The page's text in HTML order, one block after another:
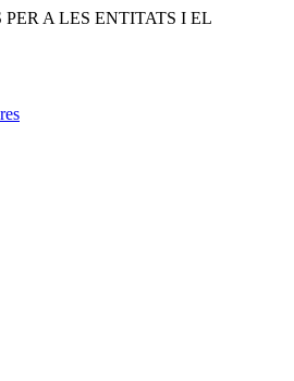
A LES ENTITATS I EL